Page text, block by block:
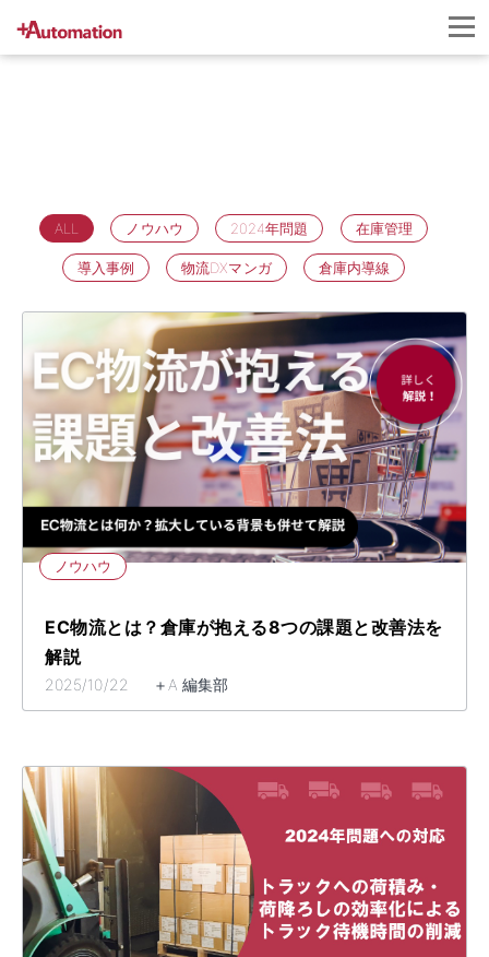
ALL ノウハウ 2024年問題 在庫管理
導入事例 物流DXマンガ 倉庫内導線
ノウハウ
EC物流とは？倉庫が抱える8つの課題と改善法を
解説
2025/10/22 ＋A 編集部